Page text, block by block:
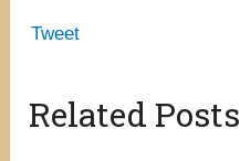
Tweet
Related Posts